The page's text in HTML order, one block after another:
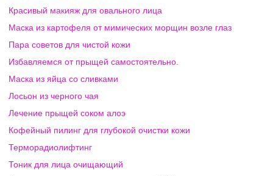
Красивый макияж для овального лица
Маска из картофеля от мимических морщин возле глаз
Пара советов для чистой кожи
Избавляемся от прыщей самостоятельно.
Маска из яйца со сливками
Лосьон из черного чая
Лечение прыщей соком алоэ
Кофейный пилинг для глубокой очистки кожи
Терморадиолифтинг
Тоник для лица очищающий